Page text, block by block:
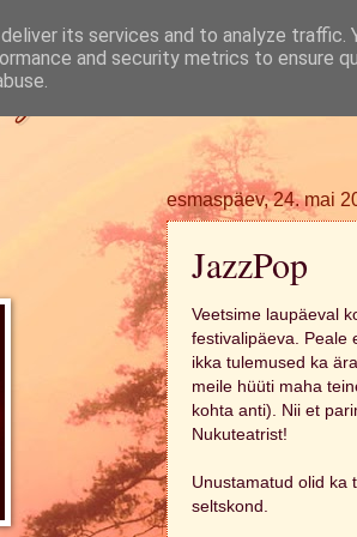
esmaspäev, 24. mai
JazzPop
Veetsime laupäeval
festivalipäeva. Peale
ikka tulemused ka
meile hüüti maha
kohta anti). Nii et
Nukuteatrist!
Unustamatud olid ka
seltskond.
its services and to analyze traffic.
and security metrics to ensure